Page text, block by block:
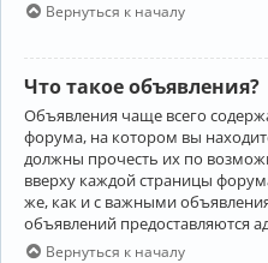
Вернуться к началу
Что такое объявления?
Объявления чаще всего
форума, на котором вы
должны прочесть их по
вверху каждой страницы
же, как и с важными
объявлений предоставляются
Вернуться к началу